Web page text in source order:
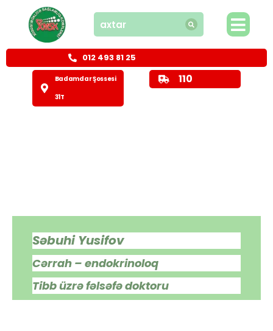
012 493 81 25
Badamdar Şossesi
31T
110
Səbuhi Yusifov
Cərrah – endokrinoloq
Tibb üzrə fəlsəfə doktoru